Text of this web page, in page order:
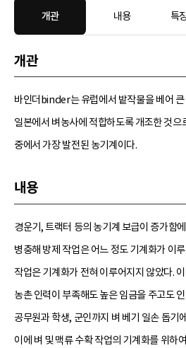
개관 내용 특
개관
바인더binder는 유럽에서 밭작물을 베어
일본에서 벼농사에 적합하도록 개조한 것으
중에서 가장 발전된 농기계이다.
내용
경운기, 트랙터 등의 농기계 보급이 증가함
병충해 방제 작업은 어느 정도 기계화가 이
작업은 기계화가 전혀 이루어지지 않았다.
농촌 인력이 부족해도 높은 임금을 주고도
공무원과 학생, 군인까지 벼 베기 일손 돕기
이에 벼 및 맥류 수확 작업의 기계화를 위하